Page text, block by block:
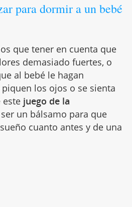
para dormir a un bebé
que tener en cuenta que
demasiado fuertes, o
al bebé le hagan
los ojos o se sienta
estejuego de la
un bálsamo para que
cuanto antes y de una